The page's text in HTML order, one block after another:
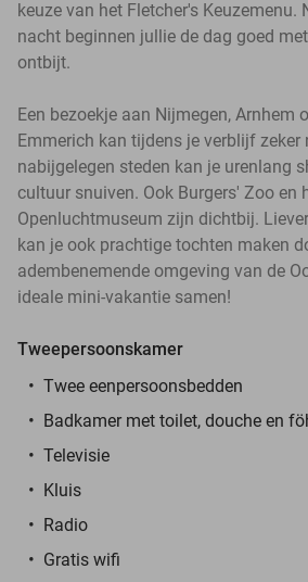
keuze van het Fletcher's Keuzemenu.
nacht beginnen jullie de dag goed
ontbijt.
Een bezoekje aan Nijmegen, Arnhem
Emmerich kan tijdens je verblijf zeker
nabijgelegen steden kan je urenlang
cultuur snuiven. Ook Burgers' Zoo en
Openluchtmuseum zijn dichtbij.
kan je ook prachtige tochten maken
adembenemende omgeving van de
ideale mini-vakantie samen!
Tweepersoonskamer
Twee eenpersoonsbedden
Badkamer met toilet, douche en
Televisie
Kluis
Radio
Gratis wifi